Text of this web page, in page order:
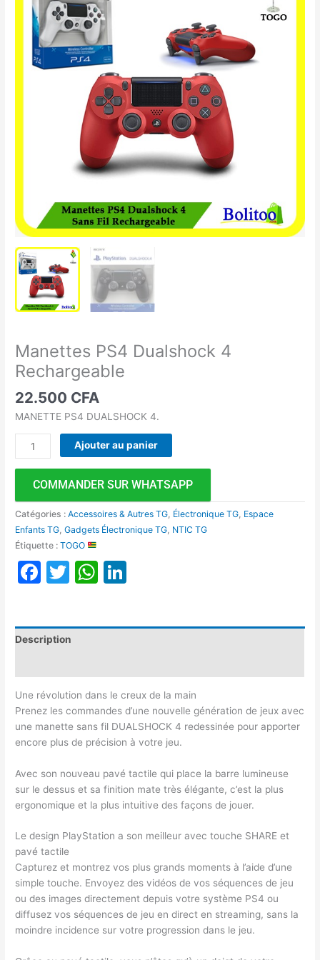
Manettes PS4 Dualshock 4
Rechargeable
22.500 CFA
MANETTE PS4 DUALSHOCK 4.
Dualshock
Rechargeable
Ajouter au panier
COMMANDER SUR WHATSAPP
Catégories :Accessoires & Autres TG, Électronique TG, Espace
Enfants TG,Gadgets Électronique TG, NTIC TG
Étiquette :TOGO
Facebook
TwitterWhatsApp
Description
Une révolution dans le creux de la main
Prenez les commandes d’une nouvelle génération de jeux avec
une manette sans fil DUALSHOCK 4 redessinée pour apporter
encore plus de précision à votre jeu.
Avec son nouveau pavé tactile qui place la barre lumineuse
sur le dessus et sa finition mate très élégante, c’est la plus
ergonomique et la plus intuitive des façons de jouer.
Le design PlayStation a son meilleur avec touche SHARE et
pavé tactile
Capturez et montrez vos plus grands moments à l’aide d’une
simple touche. Envoyez des vidéos de vos séquences de jeu
ou des images directement depuis votre système PS4 ou
diffusez vos séquences de jeu en direct en streaming, sans la
moindre incidence sur votre progression dans le jeu.